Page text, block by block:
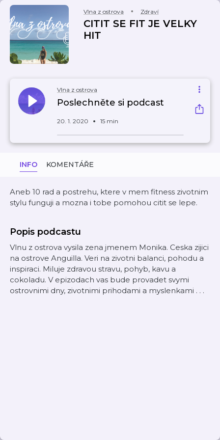
Vlna z ostrova Zdraví
CITIT SE FIT JE VELKY
HIT
Vlna z ostrova
Poslechněte si podcast
20. 1. 2020 15 min
INFO KOMENTÁŘE
Aneb 10 rad a postrehu, ktere v mem fitness zivotnim
stylu funguji a mozna i tobe pomohou citit se lepe.
Popis podcastu
Vlnu z ostrova vysila zena jmenem Monika. Ceska zijici
na ostrove Anguilla. Veri na zivotni balanci, pohodu a
inspiraci. Miluje zdravou stravu, pohyb, kavu a
cokoladu. V epizodach vas bude provadet svymi
ostrovnimi dny, zivotnimi prihodami a myslenkami . . .